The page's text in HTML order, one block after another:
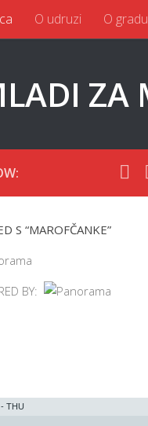
O udruzi O gradu
S “MAROFČANKE”
BY:
THU